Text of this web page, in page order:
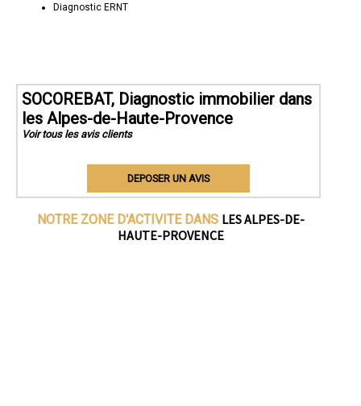
Diagnostic ERNT
SOCOREBAT, Diagnostic immobilier dans
les Alpes-de-Haute-Provence
Voir tous les avis clients
DEPOSER UN AVIS
NOTRE ZONE D'ACTIVITE DANS LES ALPES-DE-
HAUTE-PROVENCE